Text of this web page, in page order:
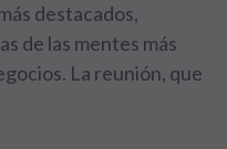
destacados,
de las mentes más
La reunión, que